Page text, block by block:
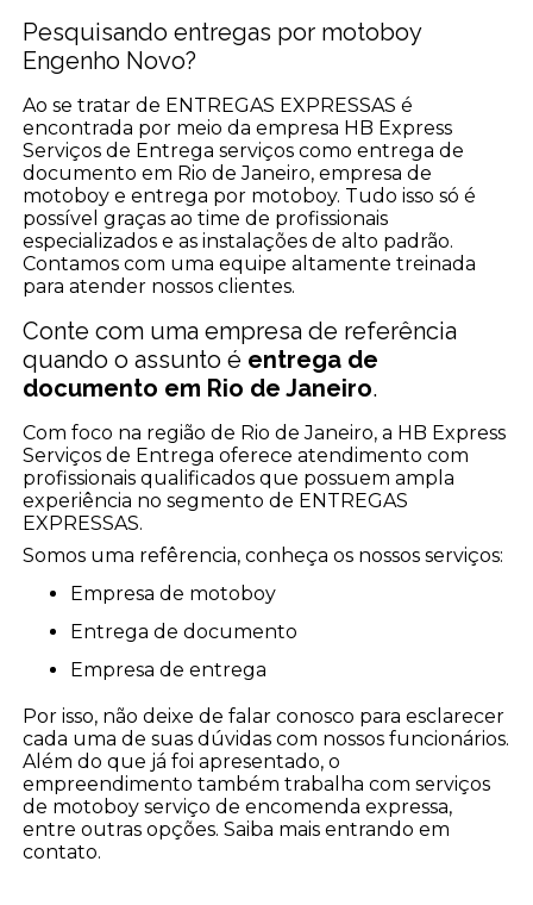
Pesquisando entregas por motoboy
Engenho Novo?
Ao se tratar de ENTREGAS EXPRESSAS é
encontrada por meio da empresa HB Express
Serviços de Entrega serviços como entrega de
documento em Rio de Janeiro, empresa de
motoboy e entrega por motoboy. Tudo isso só é
possível graças ao time de profissionais
especializados e as instalações de alto padrão.
Contamos com uma equipe altamente treinada
para atender nossos clientes.
Conte com uma empresa de referência
quando o assunto é entrega de
documento em Rio de Janeiro.
Com foco na região de Rio de Janeiro, a HB Express
Serviços de Entrega oferece atendimento com
profissionais qualificados que possuem ampla
experiência no segmento de ENTREGAS
EXPRESSAS.
Somos uma refêrencia, conheça os nossos serviços:
empresa de motoboy
entrega de documento
empresa de entrega
Por isso, não deixe de falar conosco para esclarecer
cada uma de suas dúvidas com nossos funcionários.
Além do que já foi apresentado, o
empreendimento também trabalha com serviços
de motoboy serviço de encomenda expressa,
entre outras opções. Saiba mais entrando em
contato.